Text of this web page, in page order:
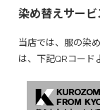
染め替えサービ
当店では、服の染
は、下記QRコード